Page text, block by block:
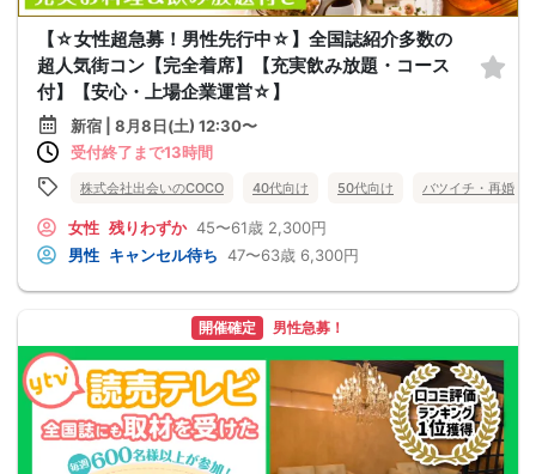
【☆女性超急募！男性先行中☆】全国誌紹介多数の
超人気街コン【完全着席】【充実飲み放題・コース
付】【安心・上場企業運営☆】
新宿 | 8月8日(土) 12:30〜
受付終了まで13時間
株式会社出会いのCOCO 40代向け 50代向け バツイチ・再婚
女性 残りわずか 45〜61歳 2,300円
男性 キャンセル待ち 47〜63歳 6,300円
開催確定 男性急募！